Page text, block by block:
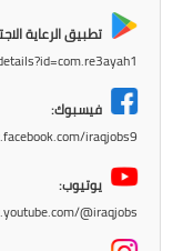
تطبيق الرعاية
فيسبوك:
iraqjobs9
يوتيوب:
@iraqjobs